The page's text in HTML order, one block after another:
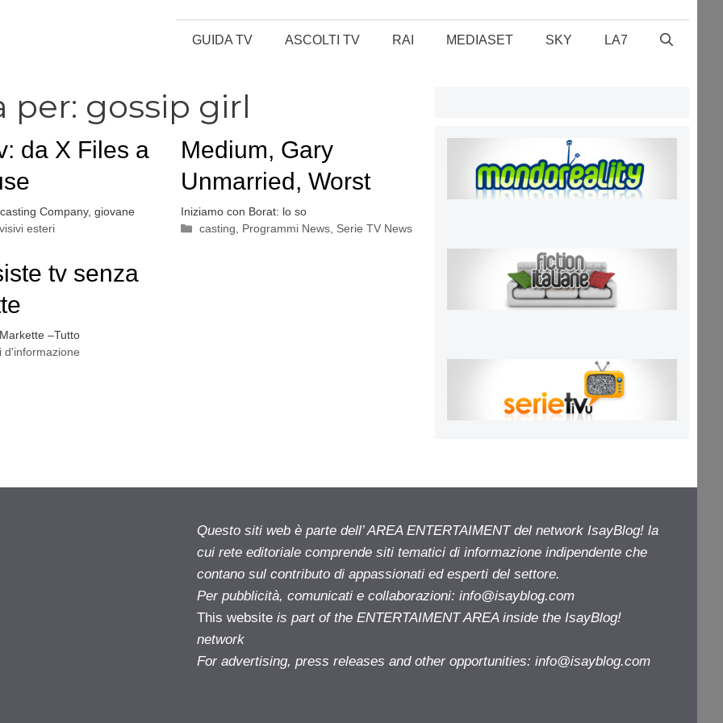
GUIDA TV ASCOLTI TV RAI MEDIASET SKY LA7
per: gossip girl
da X Files a
Company, giovane
esteri
Medium, Gary
Unmarried, Worst
Week, House, Pushin
Iniziamo con Borat: lo so
Categorie
casting Programmi News Serie TV News
tv senza
–Tutto
d'informazione
Questo siti web è parte dell’ AREA ENTERTAIMENT del network IsayBlog! la
cui rete editoriale comprende siti tematici di informazione indipendente che
contano sul contributo di appassionati ed esperti del settore.
Per pubblicità, comunicati e collaborazioni: info@isayblog.com
This website is part of the ENTERTAIMENT AREA inside the IsayBlog!
network
For advertising, press releases and other opportunities: info@isayblog.com